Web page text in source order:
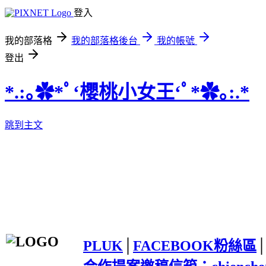
登入
我的部落格 我的部落格後台
我的帳號
登出
*.:｡✿*ﾟ‘櫻桃小女王‘ﾟ*✿｡:.*
跳到主文
PLUK FACEBOOK粉絲區